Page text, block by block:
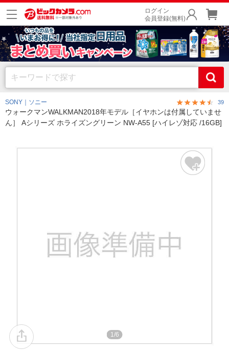
ログイン
会員登録(無料)
SONY｜ソニー 39
ウォークマンWALKMAN2018年モデル［イヤホンは付属していませ
ん］ Aシリーズ ホライズングリーン NW-A55 [ハイレゾ対応 /16GB]
1/6